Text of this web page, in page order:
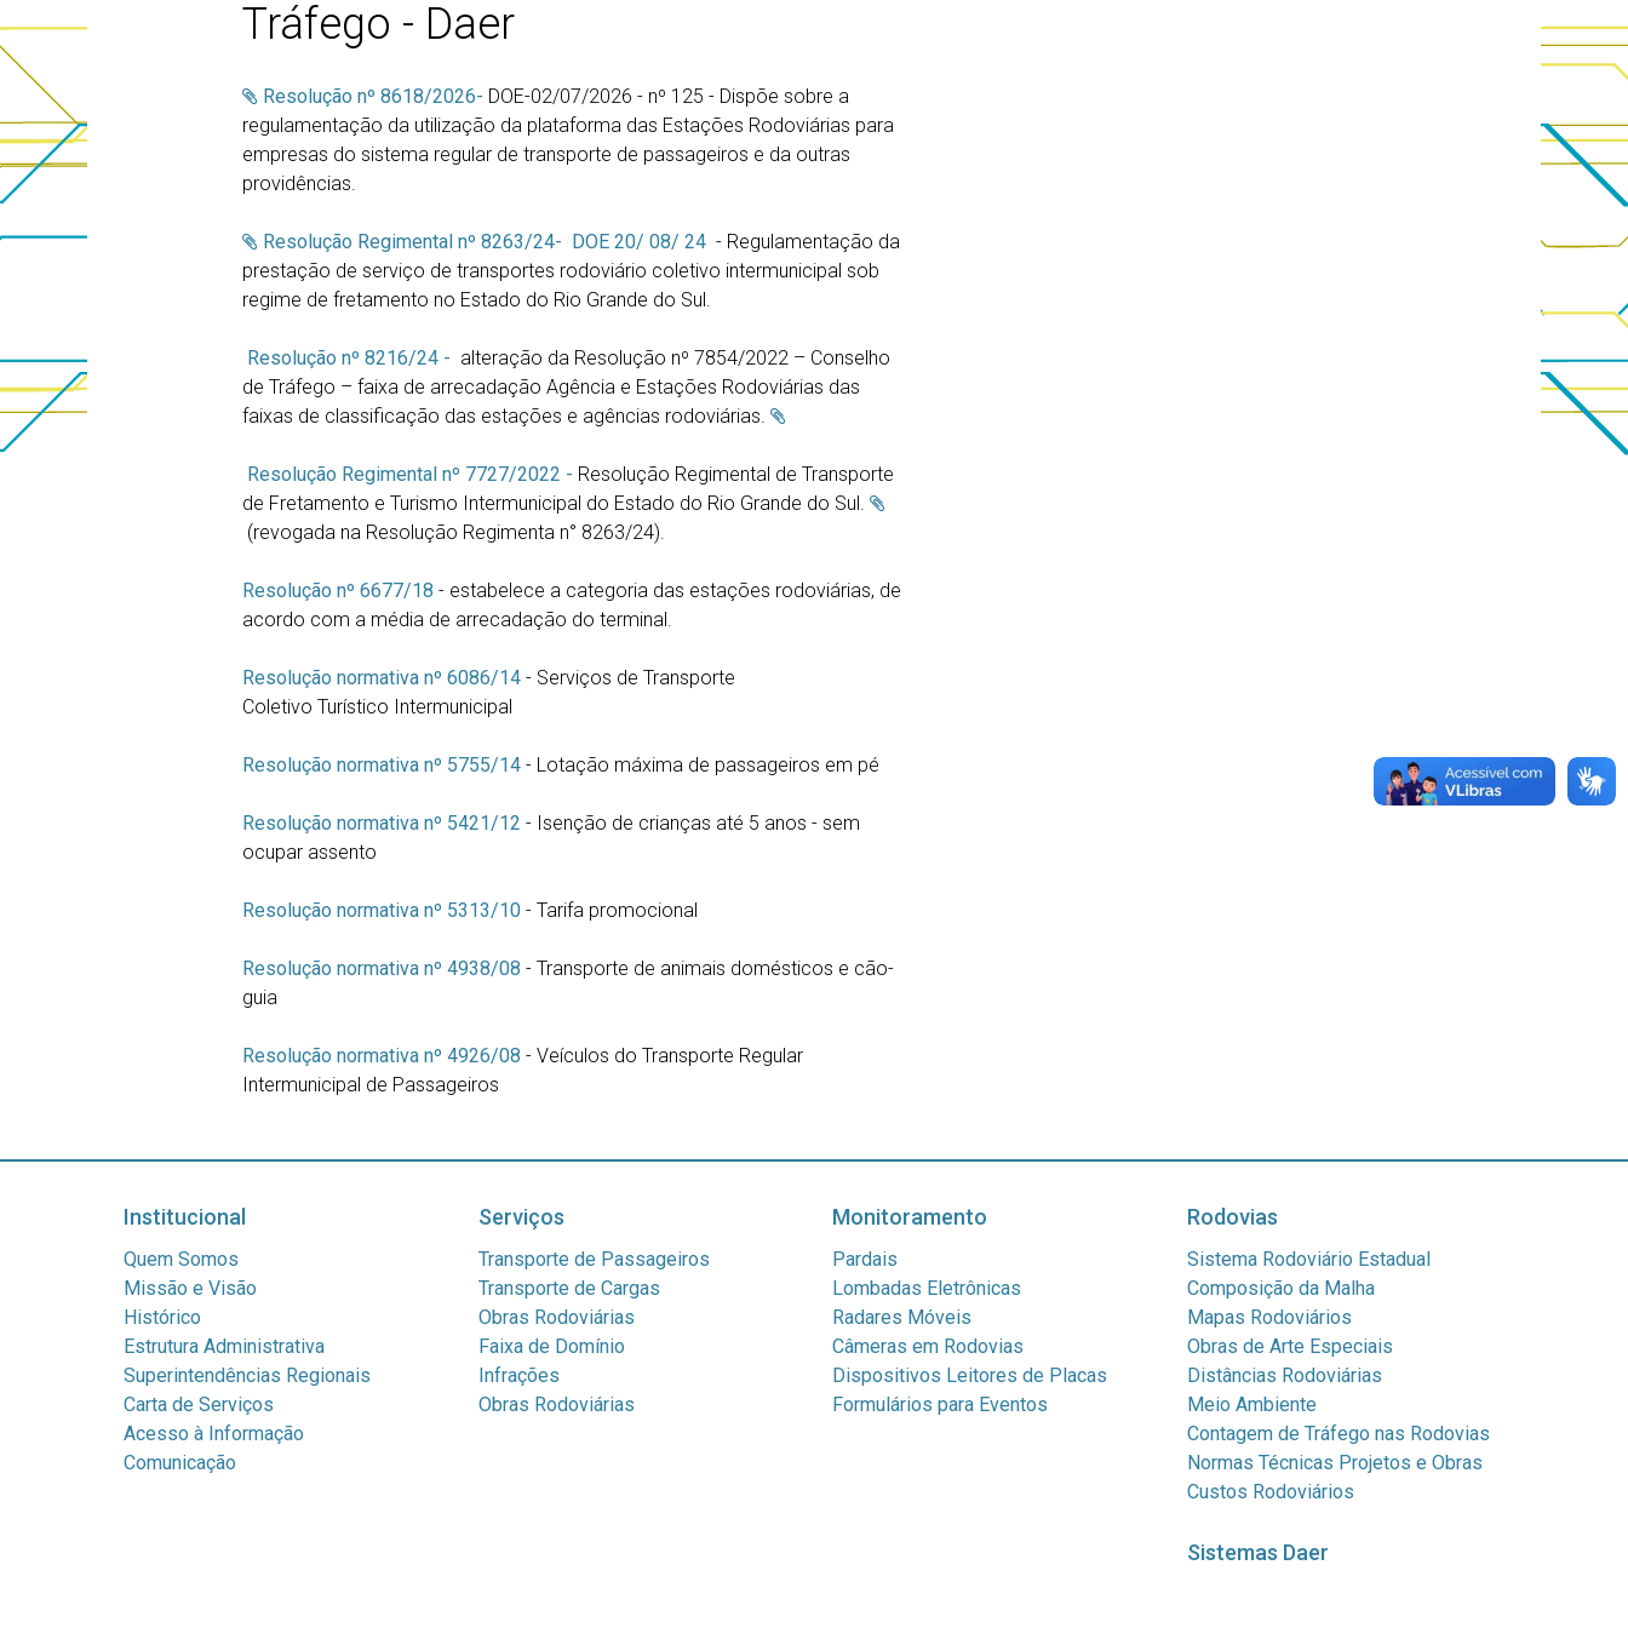
Tráfego - Daer
Resolução nº 8618/2026- DOE-02/07/2026 - nº 125 - Dispõe sobre a
regulamentação da utilização da plataforma das Estações Rodoviárias para
empresas do sistema regular de transporte de passageiros e da outras
providências.
Resolução Regimental nº 8263/24- DOE 20/ 08/ 24 - Regulamentação da
prestação de serviço de transportes rodoviário coletivo intermunicipal sob
regime de fretamento no Estado do Rio Grande do Sul.
Resolução nº 8216/24 - alteração da Resolução nº 7854/2022 – Conselho
de Tráfego – faixa de arrecadação Agência e Estações Rodoviárias das
faixas de classificação das estações e agências rodoviárias.
Resolução Regimental nº 7727/2022 - Resolução Regimental de Transporte
de Fretamento e Turismo Intermunicipal do Estado do Rio Grande do Sul.
(revogada na Resolução Regimenta n° 8263/24).
Resolução nº 6677/18 - estabelece a categoria das estações rodoviárias, de
acordo com a média de arrecadação do terminal.
Resolução normativa nº 6086/14- Serviços de Transporte
Coletivo Turístico Intermunicipal
Resolução normativa nº 5755/14- Lotação máxima de passageiros em pé
Resolução normativa nº 5421/12 - Isenção de crianças até 5 anos - sem
ocupar assento
Resolução normativa nº 5313/10- Tarifa promocional
Resolução normativa nº 4938/08 - Transporte de animais domésticos e cão-
guia
Resolução normativa nº 4926/08 - Veículos do Transporte Regular
Intermunicipal de Passageiros
Institucional
Quem Somos
Missão e Visão
Histórico
Estrutura Administrativa
Superintendências Regionais
Carta de Serviços
Acesso à Informação
Comunicação
Serviços
Transporte de Passageiros
Transporte de Cargas
Obras Rodoviárias
Faixa de Domínio
Infrações
Obras Rodoviárias
Monitoramento
Pardais
Lombadas Eletrônicas
Radares Móveis
Câmeras em Rodovias
Dispositivos Leitores de Placas
Formulários para Eventos
Rodovias
Sistema Rodoviário Estadual
Composição da Malha
Mapas Rodoviários
Obras de Arte Especiais
Distâncias Rodoviárias
Meio Ambiente
Contagem de Tráfego nas Rodovias
Normas Técnicas Projetos e Obras
Custos Rodoviários
Sistemas Daer